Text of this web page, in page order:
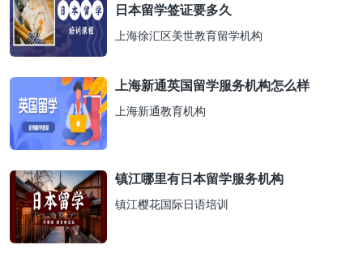
日本留学签证要多久
上海徐汇区美世教育留学机构
上海新通英国留学服务机构怎么样
上海新通教育机构
镇江哪里有日本留学服务机构
镇江樱花国际日语培训